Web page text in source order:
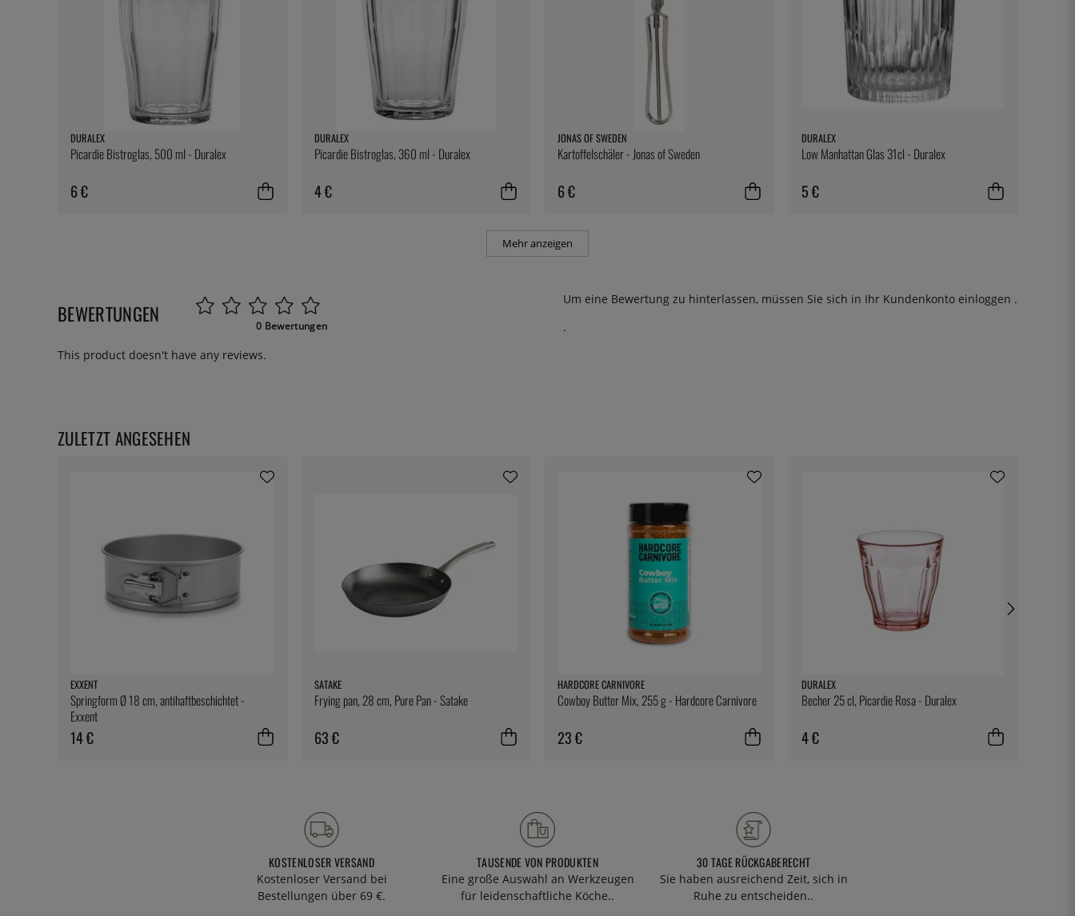
DURALEX
Picardie Bistroglas, 500 ml - Duralex
6 €
DURALEX
Picardie Bistroglas, 360 ml - Duralex
4 €
JONAS OF SWEDEN
Kartoffelschäler - Jonas of Sweden
6 €
DURALEX
Low Manhattan Glas 31cl - Duralex
5 €
Mehr anzeigen
BEWERTUNGEN 0 Bewertungen
Um eine Bewertung zu hinterlassen, müssen Sie sich in Ihr Kundenkonto einloggen .
.
This product doesn't have any reviews.
ZULETZT ANGESEHEN
EXXENT
Springform Ø 18 cm, antihaftbeschichtet -
Exxent
14 €
SATAKE
Frying pan, 28 cm, Pure Pan - Satake
63 €
HARDCORE CARNIVORE
Cowboy Butter Mix, 255 g - Hardcore Carnivore
23 €
DURALEX
Becher 25 cl, Picardie Rosa - Duralex
4 €
KOSTENLOSER VERSAND
Kostenloser Versand bei
Bestellungen über 69 €.
TAUSENDE VON PRODUKTEN
Eine große Auswahl an Werkzeugen
für leidenschaftliche Köche..
30 TAGE RÜCKGABERECHT
Sie haben ausreichend Zeit, sich in
Ruhe zu entscheiden..